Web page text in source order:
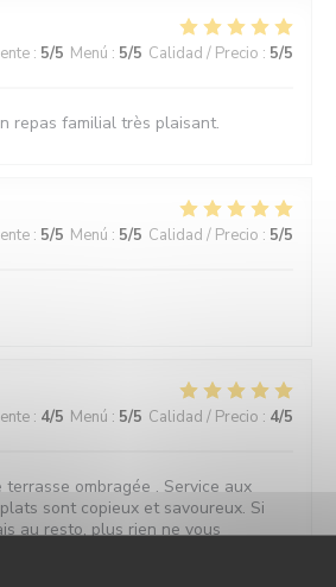
: 5/5 Menú : 5/5 Calidad / Precio : 5/5
repas familial très plaisant.
: 5/5 Menú : 5/5 Calidad / Precio : 5/5
: 4/5 Menú : 5/5 Calidad / Precio : 4/5
ombragée . Service aux
sont copieux et savoureux. Si
au resto, plus rien ne vous